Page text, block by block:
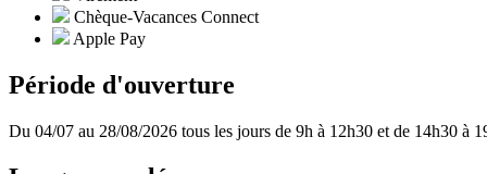
Chèque-Vacances Connect
Apple Pay
Période d'ouverture
Du 04/07 au 28/08/2026 tous les jours de 9h à 12h30 et de 14h30 à